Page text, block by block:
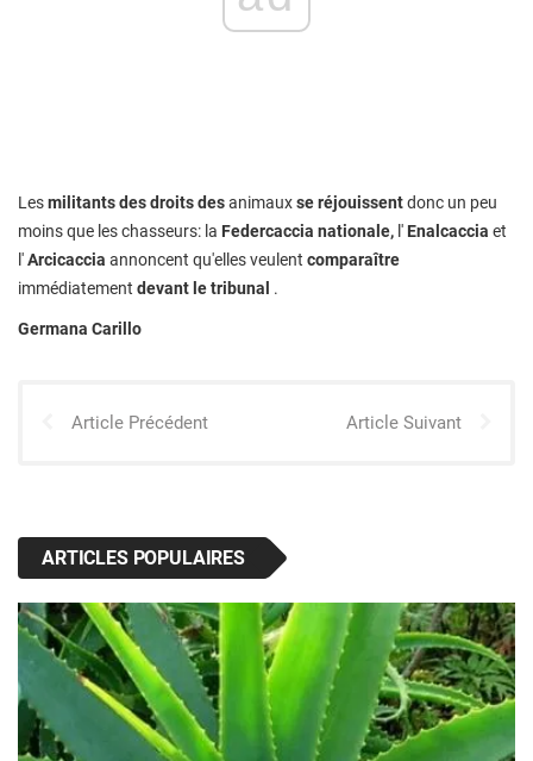
Lesmilitants des droits desanimauxse réjouissentdonc un peu
moins que les chasseurs: la Federcaccia nationale, l' Enalcaccia et
l'Arcicaccia annoncent qu'elles veulent comparaître
immédiatement devant le tribunal .
Germana Carillo
Article Précédent Article Suivant
ARTICLES POPULAIRES